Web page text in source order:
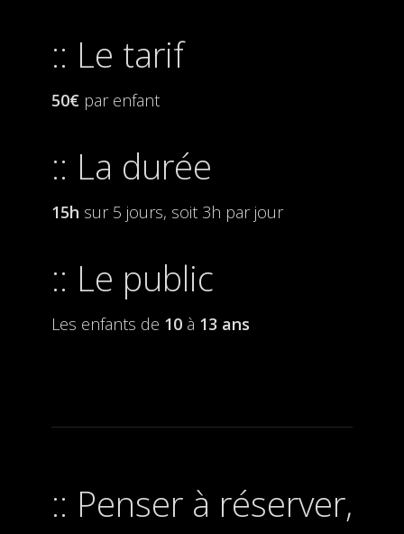
Le tarif
50€par enfant
La durée
15h sur 5 jours, soit 3h par jour
Le public
Les enfants de 10à 13 ans
Penser à réserver,